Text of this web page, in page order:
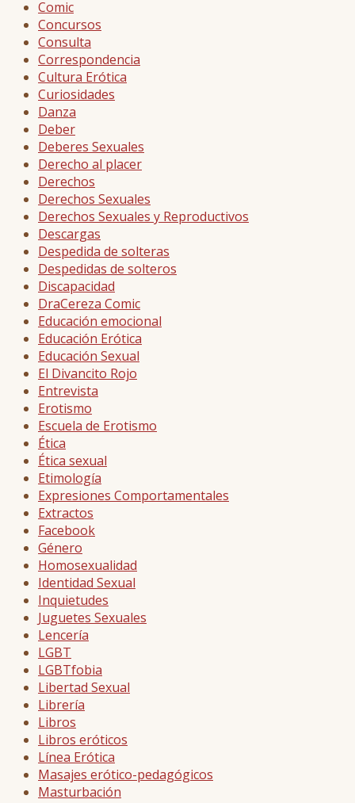
Comic
Concursos
Consulta
Correspondencia
Cultura Erótica
Curiosidades
Danza
Deber
Deberes Sexuales
Derecho al placer
Derechos
Derechos Sexuales
Derechos Sexuales y Reproductivos
Descargas
Despedida de solteras
Despedidas de solteros
Discapacidad
DraCereza Comic
Educación emocional
Educación Erótica
Educación Sexual
El Divancito Rojo
Entrevista
Erotismo
Escuela de Erotismo
Ética
Ética sexual
Etimología
Expresiones Comportamentales
Extractos
Facebook
Género
Homosexualidad
Identidad Sexual
Inquietudes
Juguetes Sexuales
Lencería
LGBT
LGBTfobia
Libertad Sexual
Librería
Libros
Libros eróticos
Línea Erótica
Masajes erótico-pedagógicos
Masturbación